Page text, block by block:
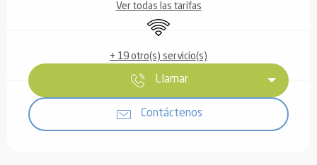
Ver todas las tarifas
Wifi
+ 19 otro(s) servicio(s)
Llamar
Contáctenos